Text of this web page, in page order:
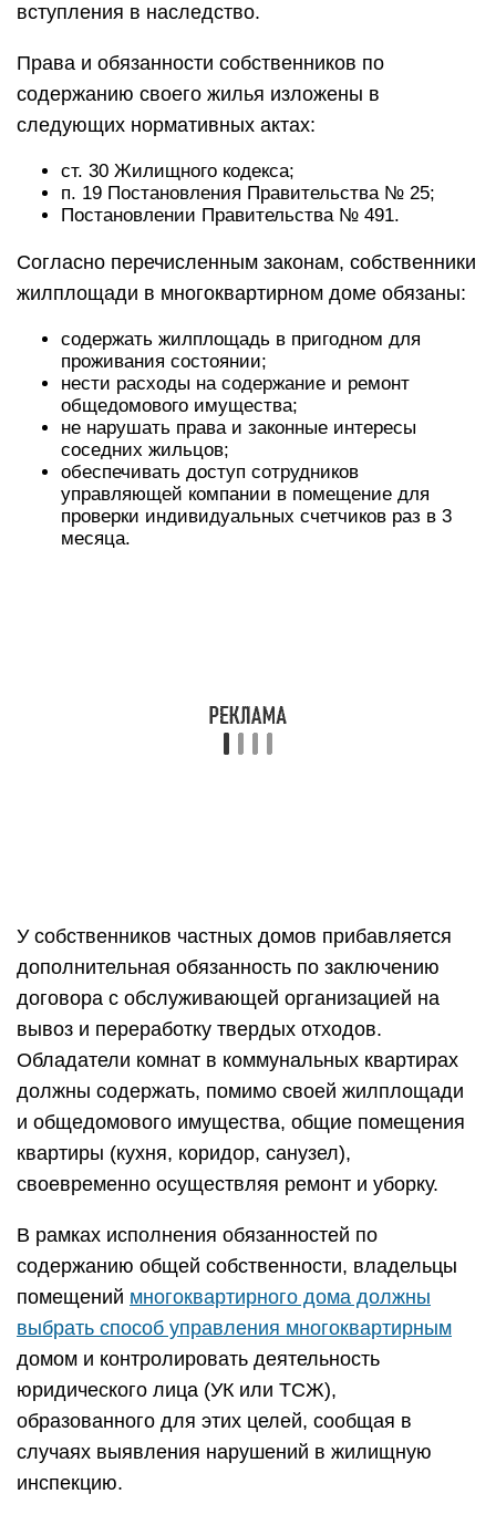
вступления в наследство.
Права и обязанности собственников по
содержанию своего жилья изложены в
следующих нормативных актах:
ст. 30 Жилищного кодекса;
п. 19 Постановления Правительства № 25;
Постановлении Правительства № 491.
Согласно перечисленным законам, собственники
жилплощади в многоквартирном доме обязаны:
содержать жилплощадь в пригодном для
проживания состоянии;
нести расходы на содержание и ремонт
общедомового имущества;
не нарушать права и законные интересы
соседних жильцов;
обеспечивать доступ сотрудников
управляющей компании в помещение для
проверки индивидуальных счетчиков раз в 3
месяца.
У собственников частных домов прибавляется
дополнительная обязанность по заключению
договора с обслуживающей организацией на
вывоз и переработку твердых отходов.
Обладатели комнат в коммунальных квартирах
должны содержать, помимо своей жилплощади
и общедомового имущества, общие помещения
квартиры (кухня, коридор, санузел),
своевременно осуществляя ремонт и уборку.
В рамках исполнения обязанностей по
содержанию общей собственности, владельцы
помещений многоквартирного дома должны
выбрать способ управления многоквартирным
домом и контролировать деятельность
юридического лица (УК или ТСЖ),
образованного для этих целей, сообщая в
случаях выявления нарушений в жилищную
инспекцию.